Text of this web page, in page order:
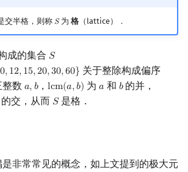
交半格，则称 𝑆
S为 格 （lattice）．
成的集合 𝑆
0,12,15,20,30,60}
S=
关于整除构成偏序
数 𝑎,𝑏
a, b，lcm(𝑎,𝑏)
lcm(a,b) 为𝑎
a 和 𝑏
b的并，
的交，从而 𝑆
S是格．
非常常见的概念，如上文提到的极大元